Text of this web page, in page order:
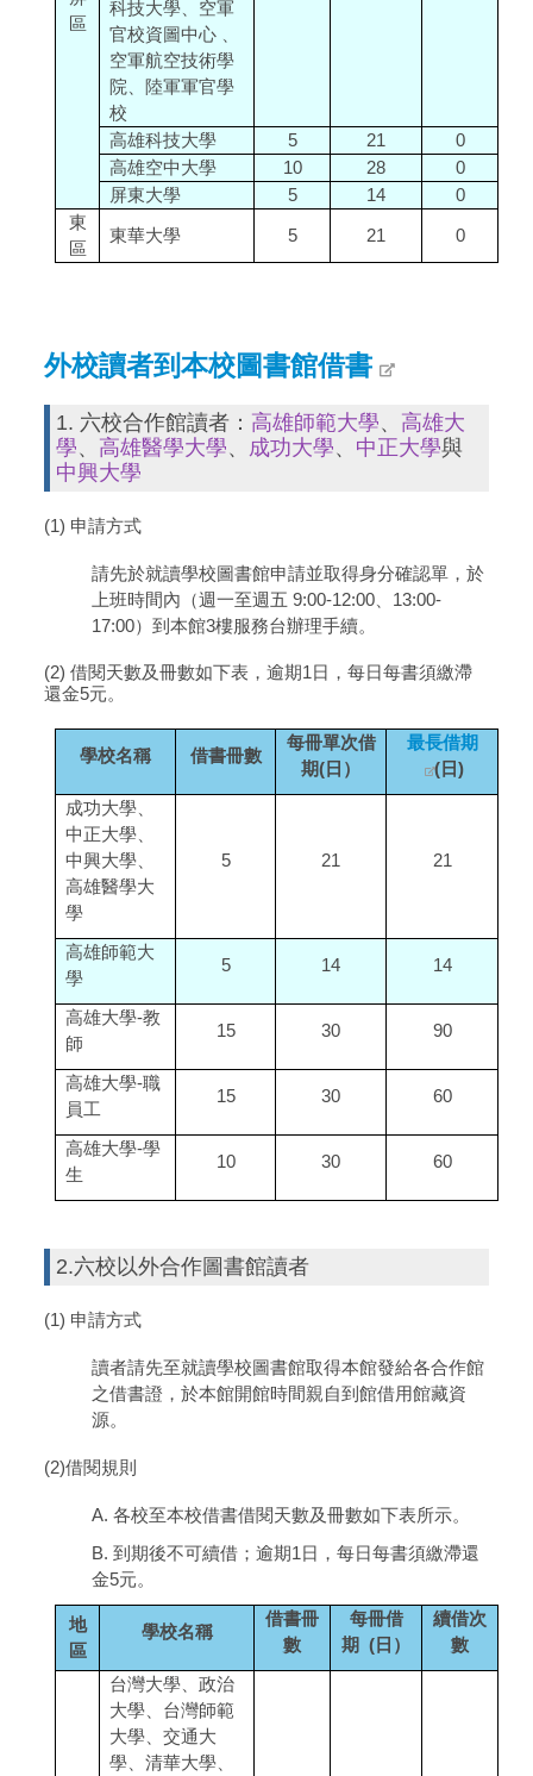
區
科技大學、空軍
官校資圖中心 、
空軍航空技術學
院、陸軍軍官學
校
高雄科技大學
5 21
0
高雄空中大學
10 28
0
屏東大學
5 14
0
東
區
東華大學 5 21 0
外校讀者到本校圖書館借書
1. 六校合作館讀者： 高雄師範大學、 高雄大
學、 高雄醫學大學、 成功大學、 中正大學與
中興大學
(1) 申請方式
請先於就讀學校圖書館申請並取得身分確認單，於
上班時間內（週一至週五 9:00-12:00、13:00-
17:00）到本館3樓服務台辦理手續。
(2) 借閱天數及冊數如下表，逾期1日，每日每書須繳滯
還金5元。
學校名稱 借書冊數
每冊單次借
期(日）
最長借期
(日)
成功大學、
中正大學、
中興大學、
高雄醫學大
學
5 21 21
高雄師範大
學
5 14 14
高雄大學-教
師
15 30 90
高雄大學-職
員工
15 30 60
高雄大學-學
生
10 30 60
2.六校以外合作圖書館讀者
(1) 申請方式
讀者請先至就讀學校圖書館取得本館發給各合作館
之借書證，於本館開館時間親自到館借用館藏資
源。
(2)借閱規則
A. 各校至本校借書借閱天數及冊數如下表所示。
B. 到期後不可續借；逾期1日，每日每書須繳滯還
金5元。
地
區
學校名稱
借書冊
數
每冊借
期 (日）
續借次
數
台灣大學、政治
大學、台灣師範
大學、交通大
學、清華大學、